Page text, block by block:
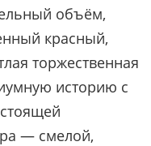
объём,
красный,
торжественная
историю с
— смелой,